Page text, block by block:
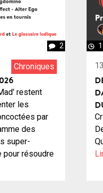
2
Chroniques
restent
les
par
des
super-
pour résoudre